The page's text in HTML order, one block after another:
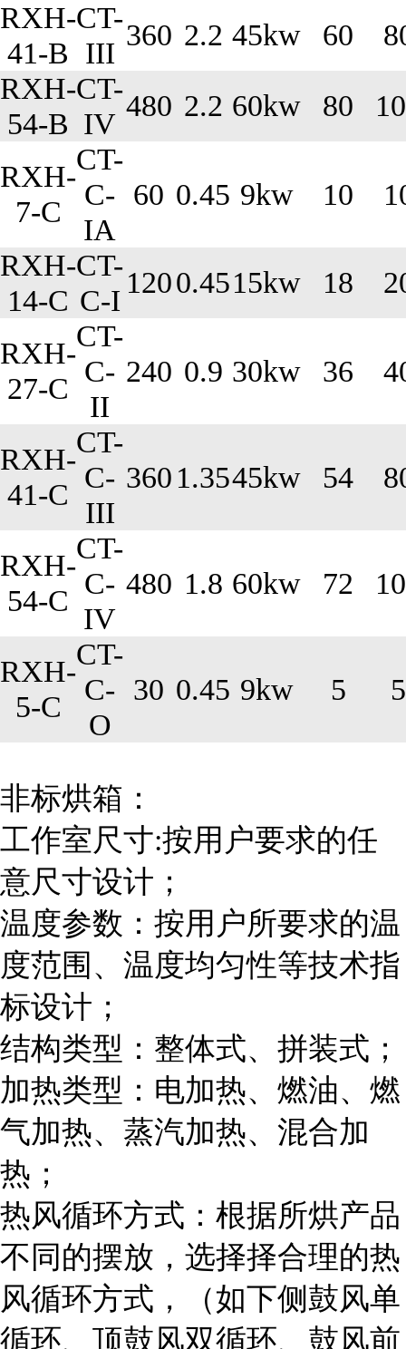
RXH-
41-B
CT-
III
360 2.2 45kw 60
RXH-
54-B
CT-
IV
480 2.2 60kw 80
RXH-
7-C
CT-
C-
IA
60 0.45 9kw 10
RXH-
14-C
CT-
C-I
1200.4515kw 18
RXH-
27-C
CT-
C-
II
240 0.9 30kw 36
RXH-
41-C
CT-
C-
III
360 1.3545kw 54
RXH-
54-C
CT-
C-
IV
480 1.8 60kw 72
RXH-
5-C
CT-
C-
O
30 0.45 9kw 5 5
非标烘箱：
工作室尺寸:按用户要求的任
意尺寸设计；
温度参数：按用户所要求的温
度范围、温度均匀性等技术指
标设计；
结构类型：整体式、拼装式；
加热类型：电加热、燃油、燃
气加热、蒸汽加热、混合加
热；
热风循环方式：根据所烘产品
不同的摆放，选择择合理的热
风循环方式，（如下侧鼓风单
循环、顶鼓风双循环、鼓风前